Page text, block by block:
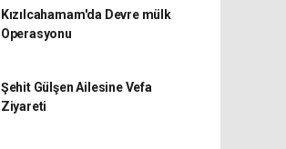
Kızılcahamam'da Devre mülk
Operasyonu
Şehit Gülşen Ailesine Vefa
Ziyareti